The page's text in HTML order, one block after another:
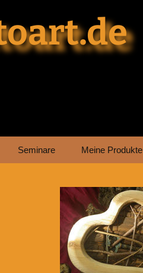
Seminare Meine Produkte